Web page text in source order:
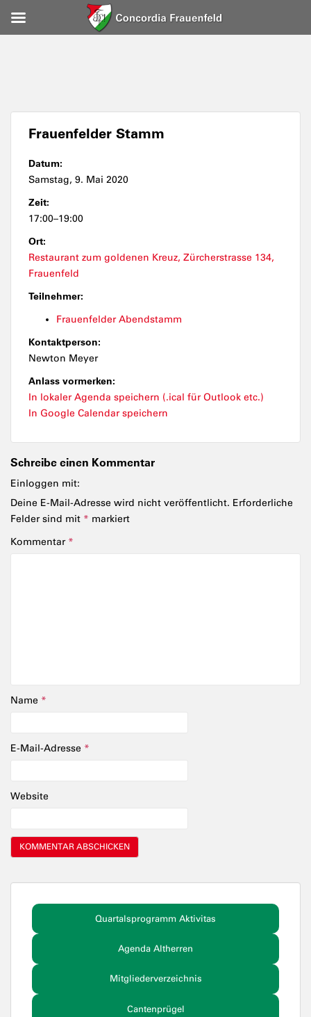
Frauenfelder Stamm
Datum:
Samstag, 9. Mai 2020
Zeit:
17:00–19:00
Ort:
Restaurant zum goldenen Kreuz, Zürcherstrasse 134,
Frauenfeld
Teilnehmer:
Frauenfelder Abendstamm
Kontaktperson:
Newton Meyer
Anlass vormerken:
In lokaler Agenda speichern (.ical für Outlook etc.)
In Google Calendar speichern
Schreibe einen Kommentar
Einloggen mit:
Deine E-Mail-Adresse wird nicht veröffentlicht. Erforderliche
Felder sind mit * markiert
Kommentar *
Name *
E-Mail-Adresse *
Website
Quartalsprogramm Aktivitas
Agenda Altherren
Mitgliederverzeichnis
Cantenprügel